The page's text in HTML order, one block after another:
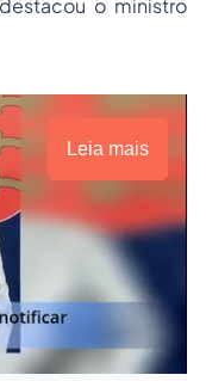
o ministro
Leia mais